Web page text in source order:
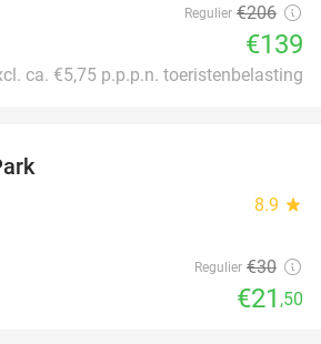
Regulier €206
€139
ca. €5,75 p.p.p.n. toeristenbelasting
8.9 star
Regulier €30
€21 ,50